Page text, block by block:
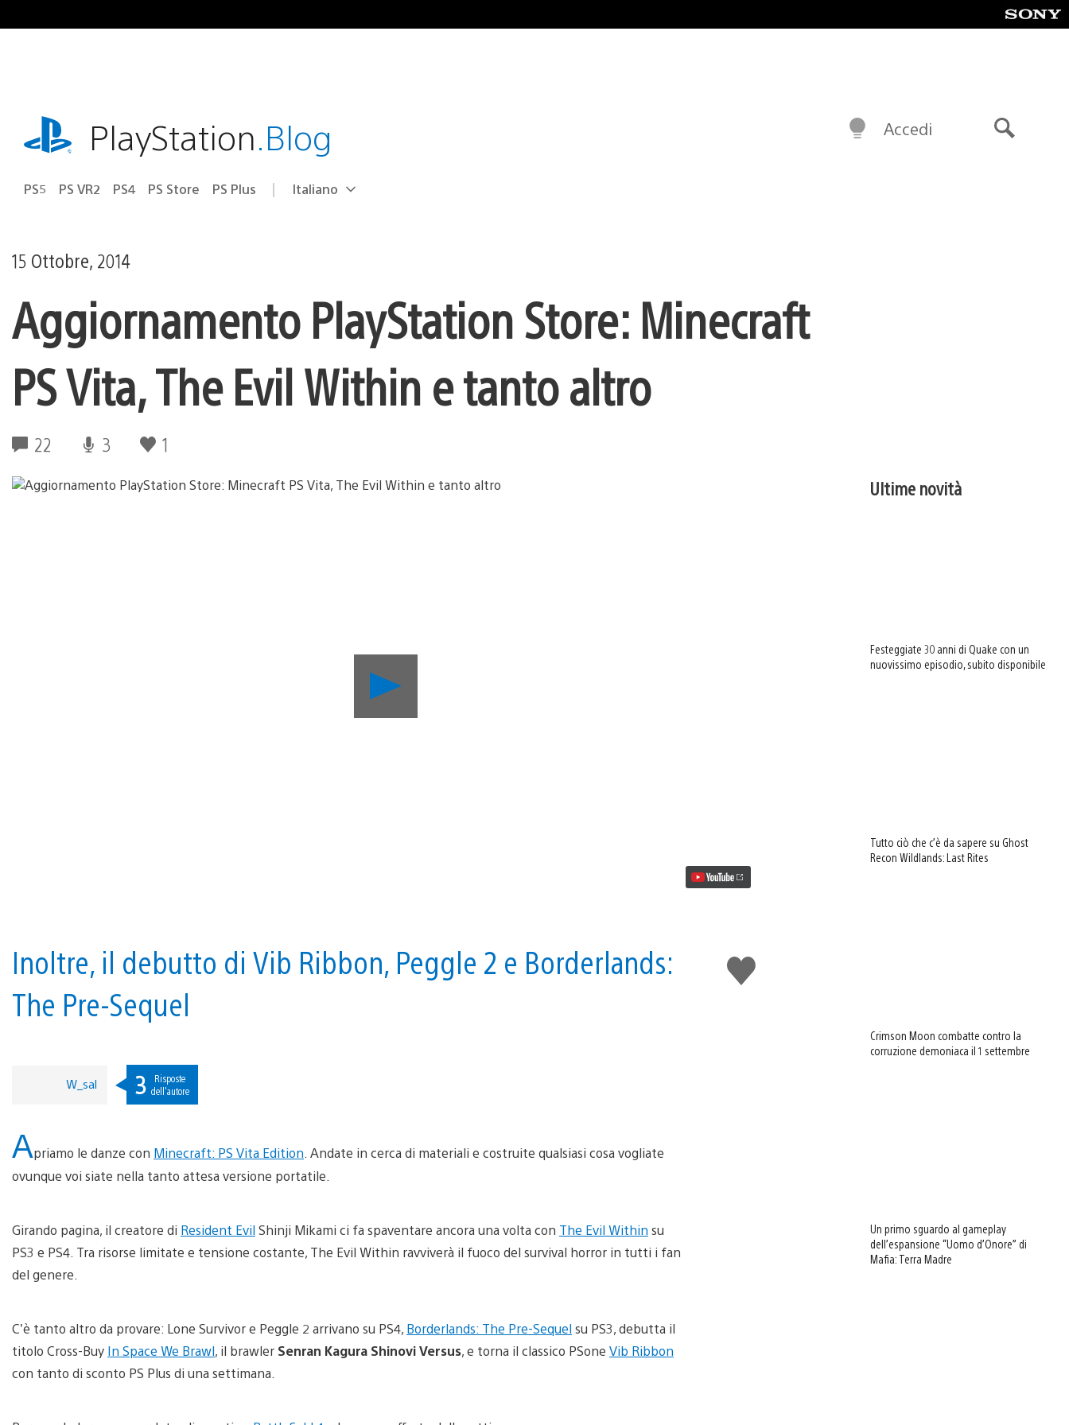
al
playstation.comPlayStation.Blog
PS5 PS VR2 PS4 PS Store PS Plus Seleziona
Regione
Italiano
Accedi
15 Ottobre, 2014
Aggiornamento PlayStation Store: Minecraft
PS Vita, The Evil Within e tanto altro
22 3 1
video
PlayStation
Mi
piace
Inoltre, il debutto di Vib Ribbon, Peggle 2 e Borderlands:
The Pre-Sequel
W_sal 3
Risposte
dell'autore
Apriamo le danze con Minecraft: PS Vita Edition. Andate in cerca di materiali e costruite qualsiasi cosa vogliate
ovunque voi siate nella tanto attesa versione portatile.
Girando pagina, il creatore di Resident EvilShinji Mikami ci fa spaventare ancora una volta con The Evil Within su
PS3 e PS4. Tra risorse limitate e tensione costante, The Evil Within ravviverà il fuoco del survival horror in tutti i fan
del genere.
C’è tanto altro da provare: Lone Survivor e Peggle 2 arrivano su PS4, Borderlands: The Pre-Sequelsu PS3, debutta il
titolo Cross-Buy In Space We Brawl, il brawler Senran Kagura Shinovi Versus, e torna il classico PSone Vib Ribbon
con tanto di sconto PS Plus di una settimana.
Ultime novità
Festeggiate 30 anni di Quake con un
nuovissimo episodio, subito disponibile
Tutto ciò che c’è da sapere su Ghost
Recon Wildlands: Last Rites
Crimson Moon combatte contro la
corruzione demoniaca il 1 settembre
Un primo sguardo al gameplay
dell’espansione “Uomo d’Onore” di
Mafia: Terra Madre